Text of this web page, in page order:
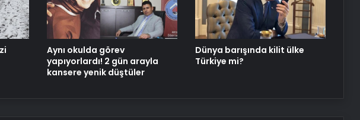
Aynı okulda görev
yapıyorlardı! 2 gün arayla
kansere yenik düştüler
Dünya barışında kilit ülke
Türkiye mi?